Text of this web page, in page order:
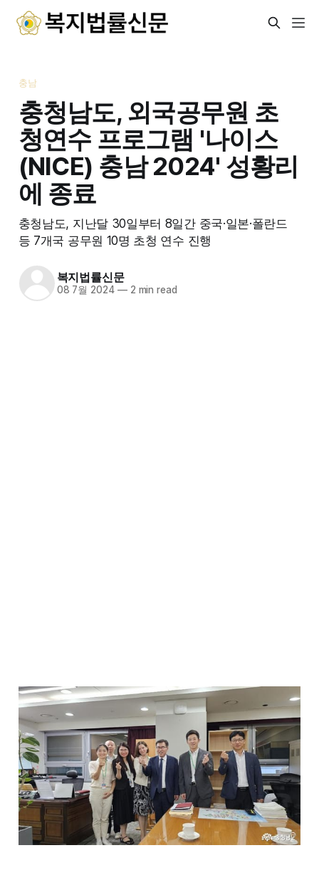
충남
충청남도, 외국공무원 초
청연수 프로그램 '나이스
(NICE) 충남 2024' 성황리
에 종료
충청남도, 지난달 30일부터 8일간 중국·일본·폴란드
등 7개국 공무원 10명 초청 연수 진행
복지법률신문
08 7월 2024 —2 min read